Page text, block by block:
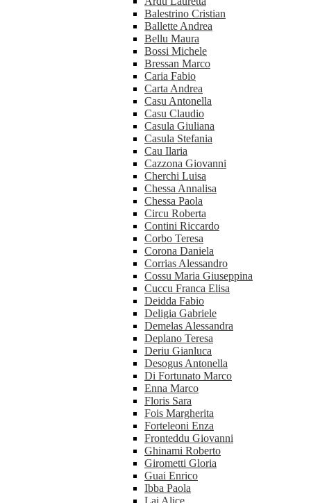
Balestrino Cristian
Ballette Andrea
Bellu Maura
Bossi Michele
Bressan Marco
Caria Fabio
Carta Andrea
Casu Antonella
Casu Claudio
Casula Giuliana
Casula Stefania
Cau Ilaria
Cazzona Giovanni
Cherchi Luisa
Chessa Annalisa
Chessa Paola
Circu Roberta
Contini Riccardo
Corbo Teresa
Corona Daniela
Corrias Alessandro
Cossu Maria Giuseppina
Cuccu Franca Elisa
Deidda Fabio
Deligia Gabriele
Demelas Alessandra
Deplano Teresa
Deriu Gianluca
Desogus Antonella
Di Fortunato Marco
Enna Marco
Floris Sara
Fois Margherita
Forteleoni Enza
Fronteddu Giovanni
Ghinami Roberto
Girometti Gloria
Guai Enrico
Ibba Paola